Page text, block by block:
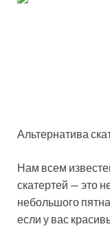
Альтернатива
Нам всем
скатертей — это
небольшого
если у вас